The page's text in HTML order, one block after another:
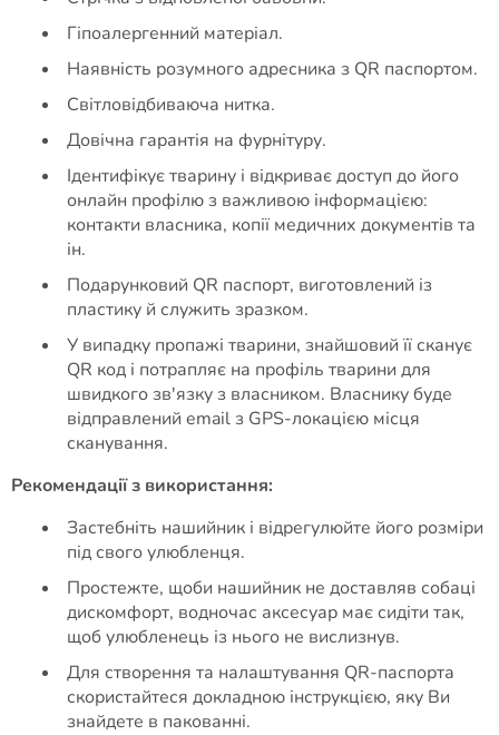
Гіпоалергенний матеріал.
Наявність розумного адресника з QR паспортом.
Світловідбиваюча нитка.
Довічна гарантія на фурнітуру.
Ідентифікує тварину і відкриває доступ до його
онлайн профілю з важливою інформацією:
контакти власника, копії медичних документів та
ін.
Подарунковий QR паспорт, виготовлений із
пластику й служить зразком.
У випадку пропажі тварини, знайшовий її сканує
QR код і потрапляє на профіль тварини для
швидкого зв'язку з власником. Власнику буде
відправлений email з GPS-локацією місця
сканування.
Рекомендації з використання:
Застебніть нашийник і відрегулюйте його розміри
під свого улюбленця.
Простежте, щоби нашийник не доставляв собаці
дискомфорт, водночас аксесуар має сидіти так,
щоб улюбленець із нього не вислизнув.
Для створення та налаштування QR-паспорта
скористайтеся докладною інструкцією, яку Ви
знайдете в пакованні.